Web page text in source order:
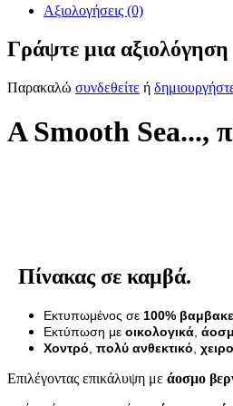
Αξιολογήσεις (0)
Γράψτε μια αξιολόγηση
Παρακαλώ συνδεθείτε ή
A Smooth Sea...,
Πίνακας σε καμβά.
Εκτυπωμένος σε 100%
Εκτύπωση με οικολογικά
Χοντρό πολύ ανθεκτικό
Επιλέγοντας επικάλυψη με άοσμο